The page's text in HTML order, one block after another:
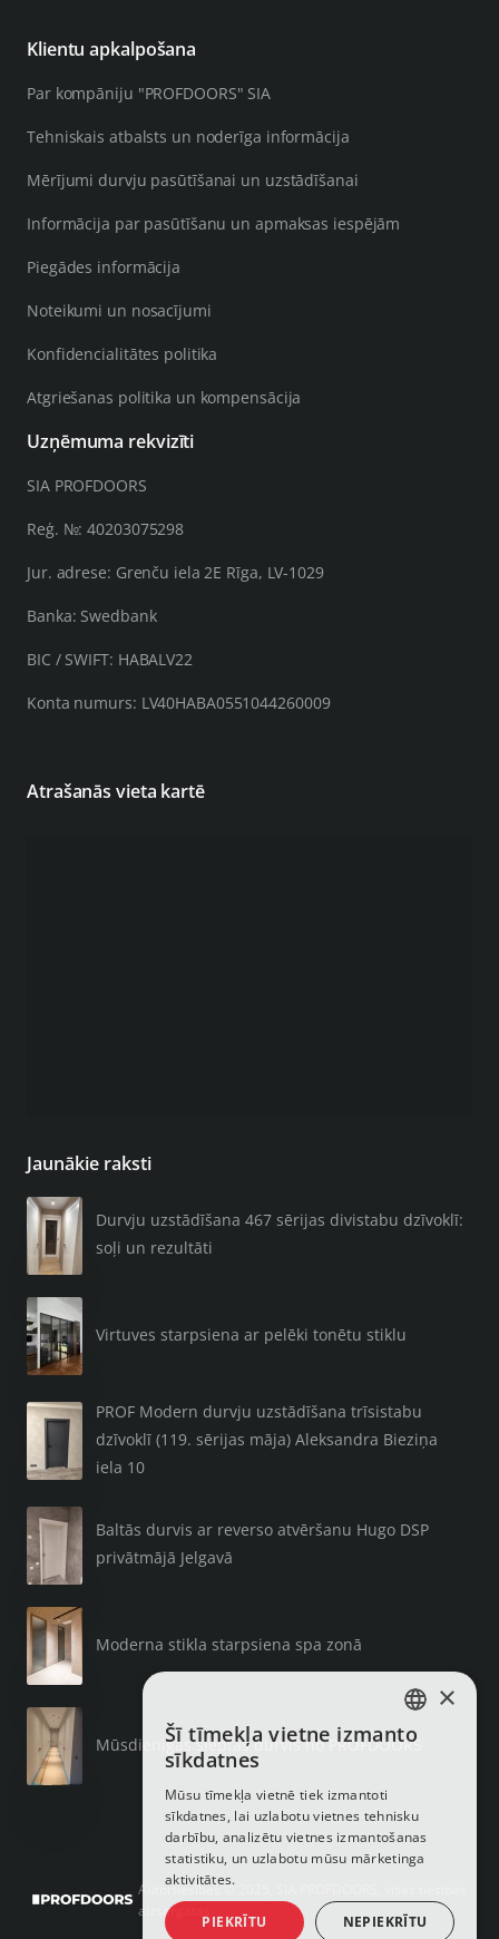
Klientu apkalpošana
Par kompāniju "PROFDOORS" SIA
Tehniskais atbalsts un noderīga informācija
Mērījumi durvju pasūtīšanai un uzstādīšanai
Informācija par pasūtīšanu un apmaksas iespējām
Piegādes informācija
Noteikumi un nosacījumi
Konfidencialitātes politika
Atgriešanas politika un kompensācija
Uzņēmuma rekvizīti
SIA PROFDOORS
Reģ. №: 40203075298
Jur. adrese: Grenču iela 2E Rīga, LV-1029
Banka: Swedbank
BIC / SWIFT: HABALV22
Konta numurs: LV40HABA0551044260009
Atrašanās vieta kartē
Jaunākie raksti
Durvju uzstādīšana 467 sērijas divistabu dzīvoklī:
soļi un rezultāti
Virtuves starpsiena ar pelēki tonētu stiklu
PROF Modern durvju uzstādīšana trīsistabu
dzīvoklī (119. sērijas māja) Aleksandra Bieziņa
iela 10
Baltās durvis ar reverso atvēršanu Hugo DSP
privātmājā Jelgavā
Moderna stikla starpsiena spa zonā
Mūsdienīgas slēptās durvis no PROFDOORS
Autortiesības © 2025, SIA PROFDOORS, visas tiesības
aizsargātas
LATVIAN
ENGLISH
×
Šī tīmekļa vietne izmanto
sīkdatnes
Mūsu tīmekļa vietnē tiek izmantoti
sīkdatnes, lai uzlabotu vietnes tehnisku
darbību, analizētu vietnes izmantošanas
statistiku, un uzlabotu mūsu mārketinga
aktivitātes.
PIEKRĪTU NEPIEKRĪTU